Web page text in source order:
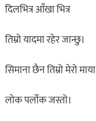
दिलभित्र आँखा भित्र
तिम्रो यादमा रहेर जान्छु।
सिमाना छैन तिम्रो मेरो माया
लोक पर्लोक जस्तो।